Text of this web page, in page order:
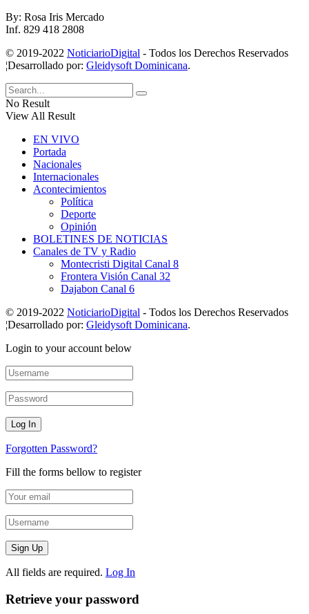
By: Rosa Iris Mercado
Inf. 829 418 2808
© 2019-2022 NoticiarioDigital - Todos los Derechos Reservados
¦Desarrollado por: Gleidysoft Dominicana.
No Result
View All Result
EN VIVO
Portada
Nacionales
Internacionales
Acontecimientos
Política
Deporte
Opinión
BOLETINES DE NOTICIAS
Canales de TV y Radio
Montecristi Digital Canal 8
Frontera Visión Canal 32
Dajabon Canal 6
© 2019-2022 NoticiarioDigital - Todos los Derechos Reservados
¦Desarrollado por: Gleidysoft Dominicana.
Login to your account below
Forgotten Password?
Fill the forms bellow to register
All fields are required. Log In
Retrieve your password